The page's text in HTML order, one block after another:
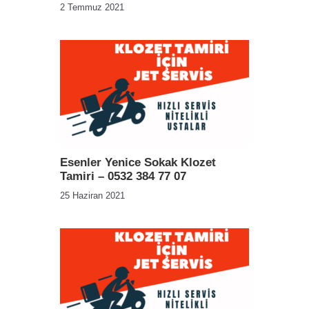
2 Temmuz 2021
Esenler Yenice Sokak Klozet
Tamiri – 0532 384 77 07
25 Haziran 2021